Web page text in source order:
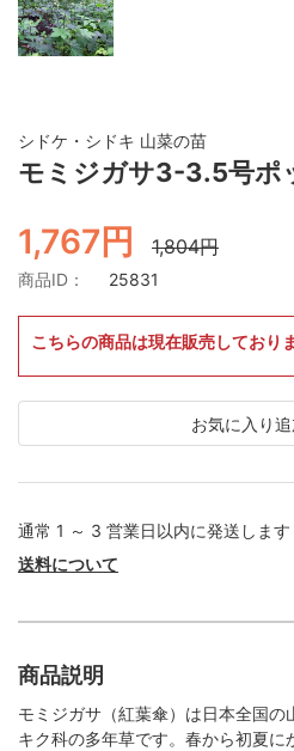
シドケ・シドキ 山菜の苗
モミジガサ3-3.5号ポ
1,767円 1,804円
商品ID： 25831
こちらの商品は現在販売しており
お気に入り
通常 1 ～ 3 営業日以内に発送します
送料について
商品説明
モミジガサ（紅葉傘）は日本全国の
キク科の多年草です。春から初夏に